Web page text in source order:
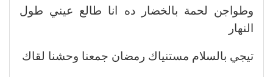
وطواجن لحمة بالخضار ده انا طالع عيني طول
النهار
تيجي بالسلام مستنياك رمضان جمعنا وحشنا لقاك